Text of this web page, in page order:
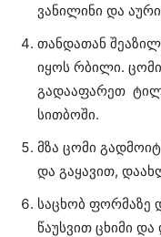
ვანილინი და
თანდათან
იყოს რბილი.
გადააფარეთ
სითბოში.
მზა ცომი
და გაყავით,
საცხობ ფორმაზე
წაუსვით ცხიმი